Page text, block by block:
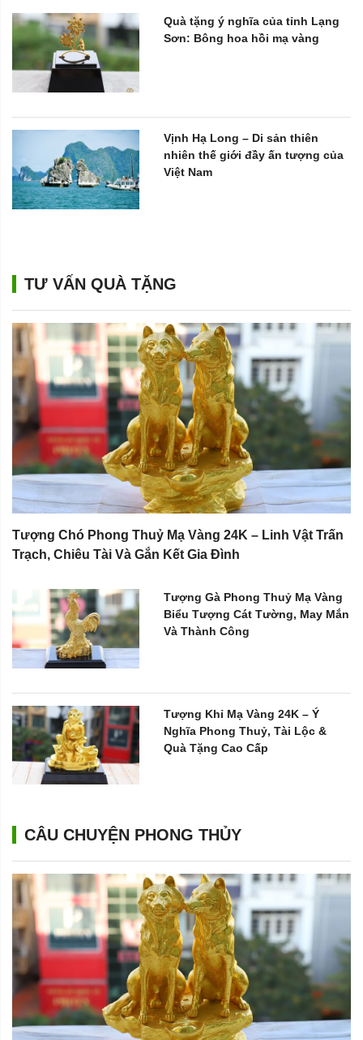
Quà tặng ý nghĩa của tỉnh Lạng
Sơn: Bông hoa hồi mạ vàng
Vịnh Hạ Long – Di sản thiên
nhiên thế giới đầy ấn tượng của
Việt Nam
CÂU CHUYỆN PHONG THỦY
TƯ VẤN QUÀ TẶNG
Tượng Chó Phong Thuỷ Mạ Vàng 24K – Linh Vật Trấn
Trạch, Chiêu Tài Và Gắn Kết Gia Đình
Tượng Gà Phong Thuỷ Mạ Vàng
Biểu Tượng Cát Tường, May Mắn
Và Thành Công
Tượng Khỉ Mạ Vàng 24K – Ý
Nghĩa Phong Thuỷ, Tài Lộc &
Quà Tặng Cao Cấp